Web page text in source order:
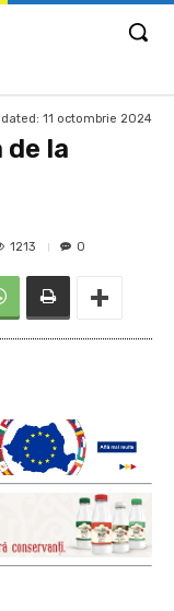
11 octombrie 2024
de la
1213 0